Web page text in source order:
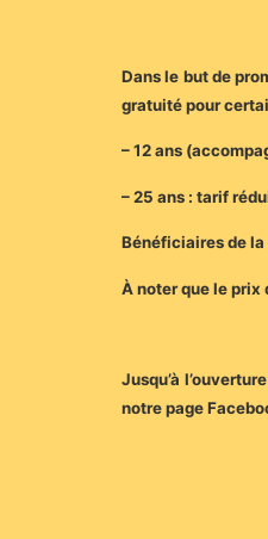
Dans le but de
gratuité pour
– 12 ans
– 25 ans : tarif
Bénéficiaires de
À noter que le prix
Jusqu’à
notre page